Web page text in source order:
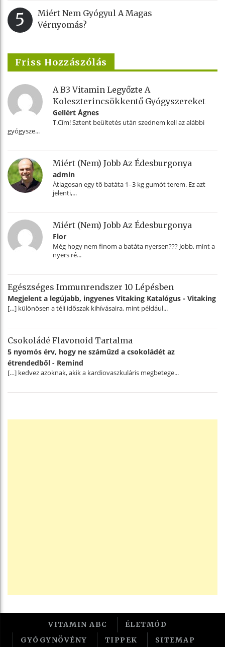
5
Miért Nem Gyógyul A Magas
Vérnyomás?
Friss Hozzászólás
A B3 Vitamin Legyőzte A
Koleszterincsökkentő Gyógyszereket
Gellért Ágnes
T.Cím! Sztent beültetés után szednem kell az alábbi
gyógysze...
Miért (nem) Jobb Az Édesburgonya
admin
Átlagosan egy tő batáta 1–3 kg gumót terem. Ez azt
jelenti,...
Miért (nem) Jobb Az Édesburgonya
Flor
Még hogy nem finom a batáta nyersen??? Jobb, mint a
nyers ré...
Egészséges Immunrendszer 10 Lépésben
Megjelent a legújabb, ingyenes Vitaking Katalógus - Vitaking
[…] különösen a téli időszak kihívásaira, mint például...
Csokoládé Flavonoid Tartalma
5 nyomós érv, hogy ne száműzd a csokoládét az
étrendedből - Remind
[…] kedvez azoknak, akik a kardiovaszkuláris megbetege...
VITAMIN ABC
ÉLETMÓD
GYÓGYNÖVÉNY
TIPPEK SITEMAP